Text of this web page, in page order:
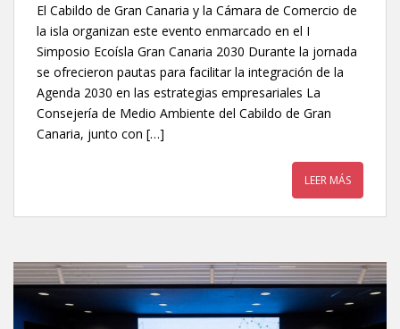
El Cabildo de Gran Canaria y la Cámara de Comercio de
la isla organizan este evento enmarcado en el I
Simposio Ecoísla Gran Canaria 2030 Durante la jornada
se ofrecieron pautas para facilitar la integración de la
Agenda 2030 en las estrategias empresariales La
Consejería de Medio Ambiente del Cabildo de Gran
Canaria, junto con […]
LEER MÁS